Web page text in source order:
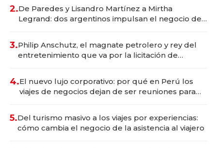
2.De Paredes y Lisandro Martínez a Mirtha
Legrand: dos argentinos impulsan el negocio del
3.Philip Anschutz, el magnate petrolero y rey del
entretenimiento que va por la licitación de
4.El nuevo lujo corporativo: por qué en Perú los
viajes de negocios dejan de ser reuniones para
5.Del turismo masivo a los viajes por experiencias:
cómo cambia el negocio de la asistencia al viajero